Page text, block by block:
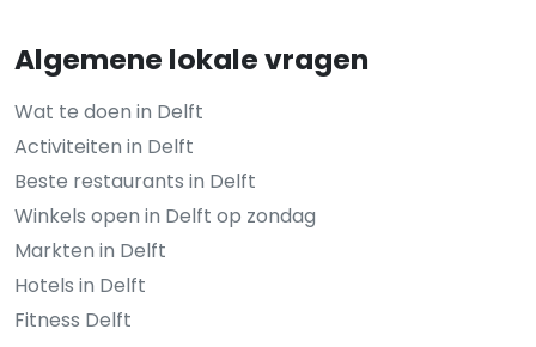
Algemene lokale vragen
Wat te doen in Delft
Activiteiten in Delft
Beste restaurants in Delft
Winkels open in Delft op zondag
Markten in Delft
Hotels in Delft
Fitness Delft